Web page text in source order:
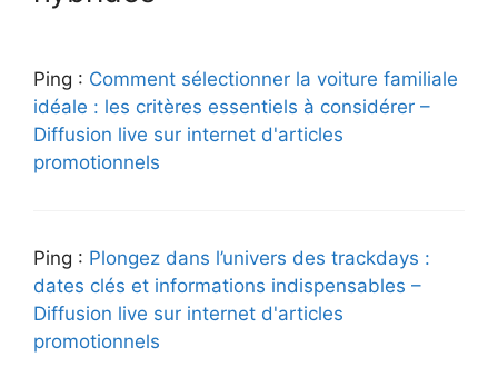
Ping : Comment sélectionner la voiture familiale
idéale : les critères essentiels à considérer –
Diffusion live sur internet d'articles
promotionnels
Ping : Plongez dans l’univers des trackdays :
dates clés et informations indispensables –
Diffusion live sur internet d'articles
promotionnels